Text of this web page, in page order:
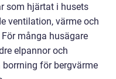
som hjärtat i husets
ventilation, värme och
många husägare
elpannor och
för bergvärme